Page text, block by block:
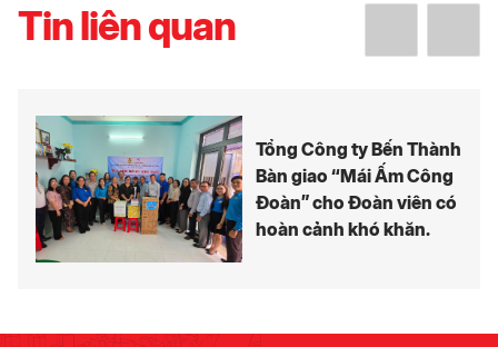
Tin liên quan
Tổng Công ty Bến Thành
Bàn giao “Mái Ấm Công
Đoàn” cho Đoàn viên có
hoàn cảnh khó khăn.